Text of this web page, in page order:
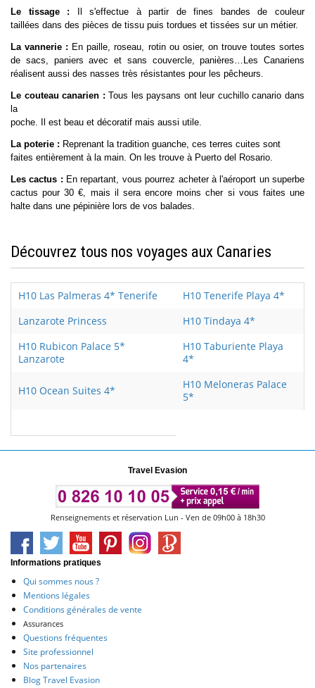
Le tissage : Il s'effectue à partir de fines bandes de couleur
taillées dans des pièces de tissu puis tordues et tissées sur un métier.
La vannerie : En paille, roseau, rotin ou osier, on trouve toutes sortes
de sacs, paniers avec et sans couvercle, panières…Les Canariens
réalisent aussi des nasses très résistantes pour les pêcheurs.
Le couteau canarien :Tous les paysans ont leur cuchillo canario dans
la
poche. Il est beau et décoratif mais aussi utile.
La poterie : Reprenant la tradition guanche, ces terres cuites sont
faites entièrement à la main. On les trouve à Puerto del Rosario.
Les cactus : En repartant, vous pourrez acheter à l'aéroport un superbe
cactus pour 30 €, mais il sera encore moins cher si vous faites une
halte dans une pépinière lors de vos balades.
Découvrez tous nos voyages aux Canaries
H10 Las Palmeras 4* Tenerife
H10 Tenerife Playa 4*
Lanzarote Princess
H10 Tindaya 4*
H10 Rubicon Palace 5*
Lanzarote
H10 Taburiente Playa
4*
H10 Ocean Suites 4*
H10 Meloneras Palace
5*
Travel Evasion
Renseignements et réservation Lun - Ven de 09h00 à 18h30
Informations pratiques
Qui sommes nous ?
Mentions légales
Conditions générales de vente
Assurances
Questions fréquentes
Site professionnel
Nos partenaires
Blog Travel Evasion